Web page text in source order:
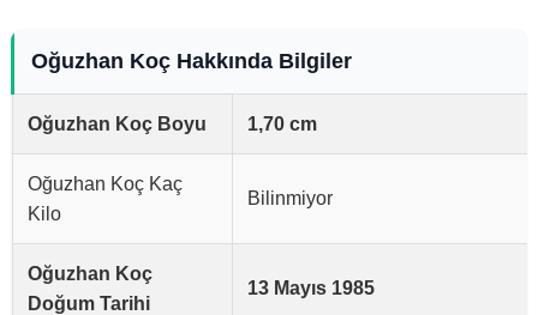
Oğuzhan Koç Hakkında Bilgiler
Oğuzhan Koç Boyu 1,70 cm
Oğuzhan Koç Kaç
Kilo
Bilinmiyor
Oğuzhan Koç
Doğum Tarihi
13 Mayıs 1985